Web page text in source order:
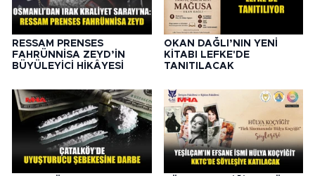
RESSAM PRENSES
FAHRÜNNİSA ZEYD’İN
BÜYÜLEYİCİ HİKÂYESİ
OKAN DAĞLI’NIN YENİ
KİTABI LEFKE'DE
TANITILACAK